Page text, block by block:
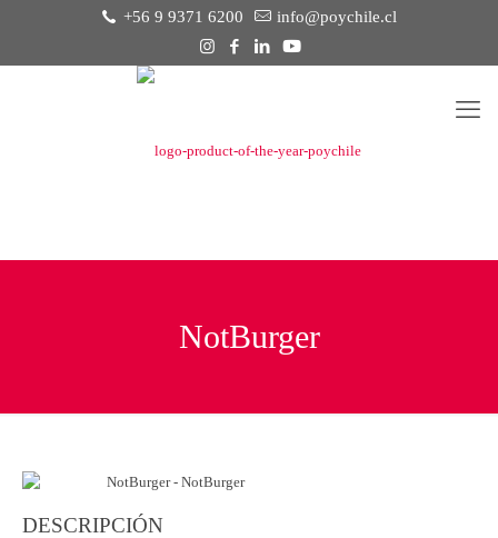
+56 9 9371 6200 info@poychile.cl
NotBurger
DESCRIPCIÓN